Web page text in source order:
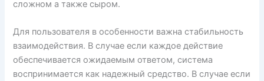
сложном а также сыром.
Для пользователя в особенности важна стабильность
взаимодействия. В случае если каждое действие
обеспечивается ожидаемым ответом, система
воспринимается как надежный средство. В случае если